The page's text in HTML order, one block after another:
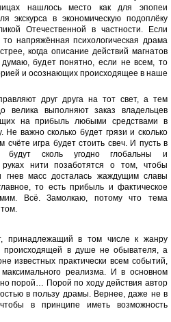
нашлось место как для эпопеи
экскурса в экономическую подоплёку
Отечественной в частности. Если
напряжённая психологическая драма
когда описание действий магнатов
будет понятно, если не всем, то
и осознающих происходящее в наше
друг друга на тот свет, а тем
велика выполняют заказ владельцев
на прибыль любыми средствами в
важно сколько будет грязи и сколько
счёте игра будет стоить свеч. И пусть в
будут сколь угодно глобальны и
нити позаботятся о том, чтобы
гнев масс досталась жаждущим славы
то есть прибыль и фактическое
Всё. Замолкаю, потому что тема
принадлежащий в том числе к жанру
происходящей в душе не обывателя, а
известных практически всем событий,
реализма. И в основном
порой… Порой по ходу действия автор
в пользу драмы. Вернее, даже не в
в принципе иметь возможность